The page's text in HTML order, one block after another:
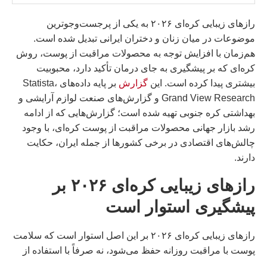
رازهای زیبایی کره‌ای ۲۰۲۶ به یکی از پرجست‌وجوترین
موضوعات در میان زنان و دختران ایرانی تبدیل شده است.
هم‌زمان با افزایش توجه به محصولات مراقبت از پوست، روش
کره‌ای که بر پیشگیری به جای درمان تأکید دارد، محبوبیت
بیشتری پیدا کرده است. این گزارش
بر پایه داده‌های Statista،
Grand View Research و گزارش‌های صنعت لوازم آرایشی و
بهداشتی کره جنوبی تهیه شده است؛ گزارش‌هایی که از ادامه
رشد بازار جهانی محصولات مراقبت از پوست کره‌ای، با وجود
چالش‌های اقتصادی در برخی کشورها از جمله ایران، حکایت
دارند.
رازهای زیبایی کره‌ای ۲۰۲۶ بر
پیشگیری استوار است
رازهای زیبایی کره‌ای ۲۰۲۶ بر این اصل استوار است که سلامت
پوست با مراقبت روزانه حفظ می‌شود، نه صرفاً با استفاده از